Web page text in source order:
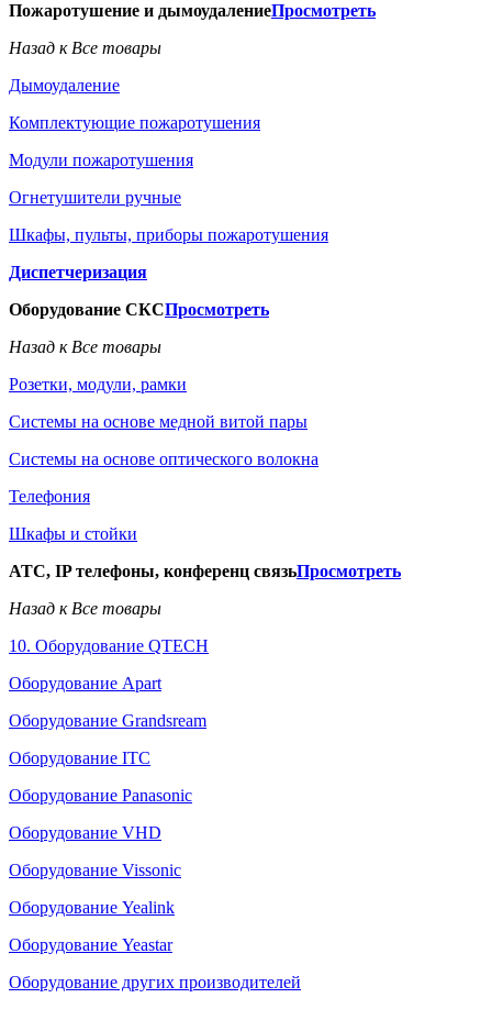
Пожаротушение и дымоудалениеПросмотреть
Назад к Все товары
Дымоудаление
Комплектующие пожаротушения
Модули пожаротушения
Огнетушители ручные
Шкафы, пульты, приборы пожаротушения
Диспетчеризация
Оборудование СКСПросмотреть
Назад к Все товары
Розетки, модули, рамки
Системы на основе медной витой пары
Системы на основе оптического волокна
Телефония
Шкафы и стойки
АТС, IP телефоны, конференц связьПросмотреть
Назад к Все товары
10. Оборудование QTECH
Оборудование Apart
Оборудование Grandsream
Оборудование ITC
Оборудование Panasonic
Оборудование VHD
Оборудование Vissonic
Оборудование Yealink
Оборудование Yeastar
Оборудование других производителей